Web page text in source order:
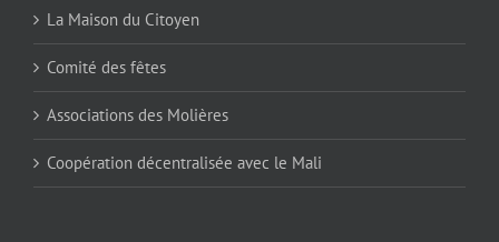
La Maison du Citoyen
Comité des fêtes
Associations des Molières
Coopération décentralisée avec le Mali